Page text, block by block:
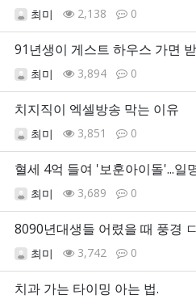
최미 2,138 0
91년생이 게스트 하우스 가면
최미 3,894 0
치지직이 엑셀방송 막는 이유
최미 3,851 0
혈세 4억 들여 '보훈아이돌'...일
최미 3,689 0
8090년대생들 어렸을 때 풍경
최미 3,742 0
치과 가는 타이밍 아는 법.